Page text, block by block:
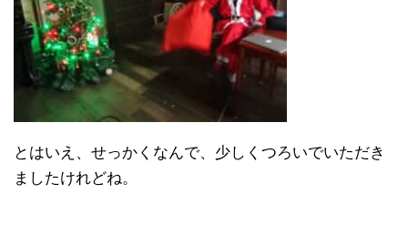
とはいえ、せっかくなんで、少しくつろいでいただき
ましたけれどね。